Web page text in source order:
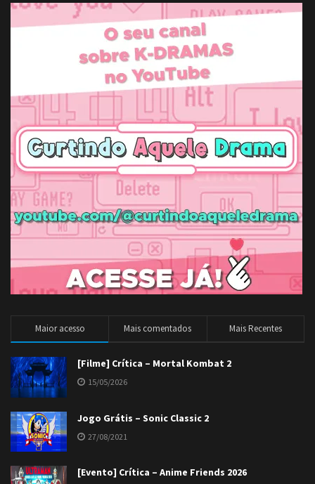
Maior acesso Mais comentados Mais Recentes
[Filme] Crítica – Mortal Kombat 2
15/05/2026
Jogo Grátis – Sonic Classic 2
27/08/2021
[Evento] Crítica – Anime Friends 2026